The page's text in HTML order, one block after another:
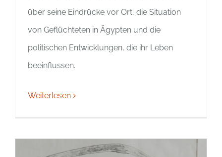
über seine Eindrücke vor Ort, die Situation
von Geflüchteten in Ägypten und die
politischen Entwicklungen, die ihr Leben
beeinflussen.
Weiterlesen